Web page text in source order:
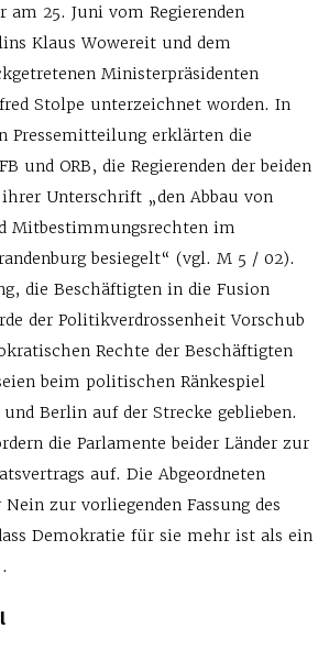
am 25. Juni vom Regierenden
Klaus Wowereit und dem
Ministerpräsidenten
Stolpe unterzeichnet worden. In
Pressemitteilung erklärten die
und ORB, die Regierenden der beiden
Unterschrift „den Abbau von
Mitbestimmungsrechten im
besiegelt“ (vgl. M 5 / 02).
die Beschäftigten in die Fusion
der Politikverdrossenheit Vorschub
Rechte der Beschäftigten
beim politischen Ränkespiel
Berlin auf der Strecke geblieben.
die Parlamente beider Länder zur
auf. Die Abgeordneten
zur vorliegenden Fassung des
Demokratie für sie mehr ist als ein